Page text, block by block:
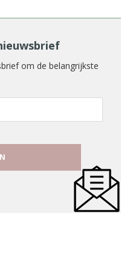
om de belangrijkste